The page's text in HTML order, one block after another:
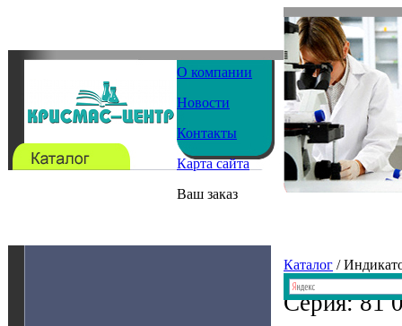
О компании
Новости
Контакты
Карта сайта
Ваш заказ
Каталог /
Серия: 81